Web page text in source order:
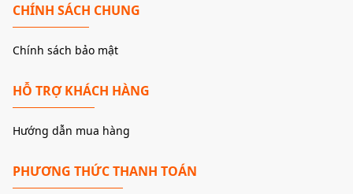
CHÍNH SÁCH CHUNG
Chính sách bảo mật
HỖ TRỢ KHÁCH HÀNG
Hướng dẫn mua hàng
PHƯƠNG THỨC THANH TOÁN